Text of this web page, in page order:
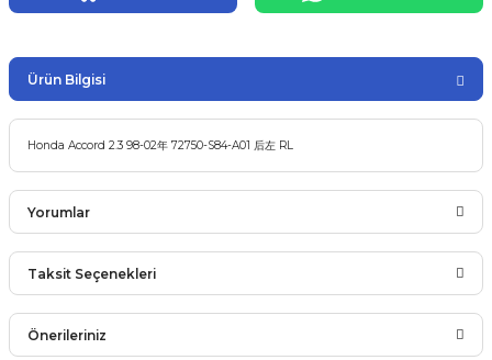
Ürün Bilgisi
Honda Accord 2.3 98-02年 72750-S84-A01 后左 RL
Yorumlar
Bu ürüne ilk yorumu siz yapın!
Taksit Seçenekleri
Önerileriniz